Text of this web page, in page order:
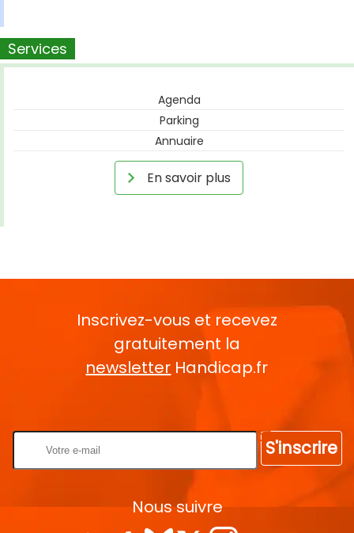
Services
Agenda
Parking
Annuaire
En savoir plus
Inscrivez-vous et recevez
gratuitement la
newsletter Handicap.fr
S'inscrire
Nous suivre